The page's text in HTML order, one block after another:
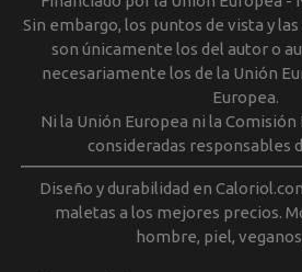
Sin embargo, los puntos de vista y
son únicamente los del autor o
necesariamente los de la Unión
Europea.
Ni la Unión Europea ni la
consideradas responsables
Diseño y durabilidad en
maletas a los mejores precios.
hombre, piel,